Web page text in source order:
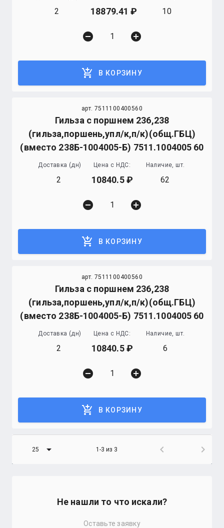
2 18879.41 10
remove_circle add_circle
add_shopping_cart В КОРЗИНУ
арт. 7511100400560
Гильза с поршнем 236,238
(гильза,поршень,упл/к,п/к)(общ.ГБЦ)
(вместо 238Б-1004005-Б) 7511.1004005 60
Доставка (дн)
2
Цена с НДС:
10840.5
Наличие, шт.
62
remove_circle add_circle
add_shopping_cart В КОРЗИНУ
арт. 7511100400560
Гильза с поршнем 236,238
(гильза,поршень,упл/к,п/к)(общ.ГБЦ)
(вместо 238Б-1004005-Б) 7511.1004005 60
Доставка (дн)
2
Цена с НДС:
10840.5
Наличие, шт.
6
remove_circle add_circle
add_shopping_cart В КОРЗИНУ
25 arrow_drop_down 1-3 из 3 chevron_left chevron_right
Не нашли то что искали?
Оставьте заявку